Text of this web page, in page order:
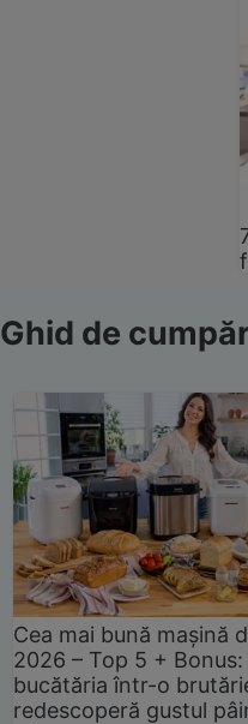
Ghid de
Cea mai bună mașină
2026 – Top 5 +
bucătăria într-o
redescoperă gustul